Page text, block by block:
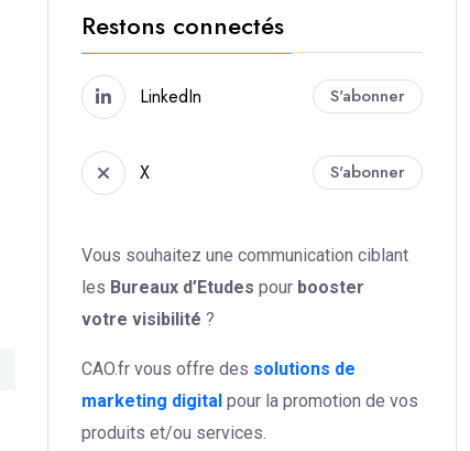
Restons connectés
LinkedIn S'abonner
X S'abonner
Vous souhaitez une communication ciblant
les Bureaux d’Etudes pour booster
votre visibilité ?
CAO.fr vous offre des solutions de
marketing digital pour la promotion de vos
produits et/ou services.